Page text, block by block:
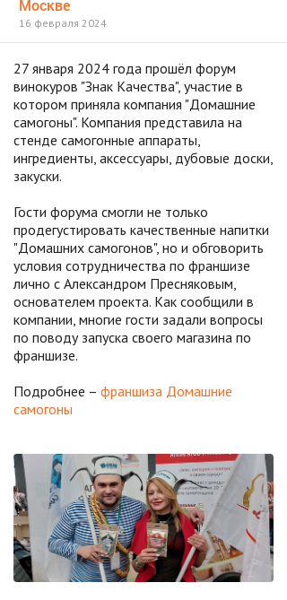
Москве
16 февраля 2024
27 января 2024 года прошёл форум
винокуров "Знак Качества", участие в
котором приняла компания "Домашние
самогоны". Компания представила на
стенде самогонные аппараты,
ингредиенты, аксессуары, дубовые доски,
закуски.
Гости форума смогли не только
продегустировать качественные напитки
"Домашних самогонов", но и обговорить
условия сотрудничества по франшизе
лично с Александром Пресняковым,
основателем проекта. Как сообщили в
компании, многие гости задали вопросы
по поводу запуска своего магазина по
франшизе.
Подробнее – франшиза Домашние
самогоны